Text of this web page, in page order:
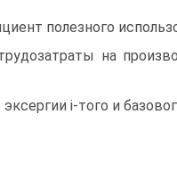
полезного
на
і-того и